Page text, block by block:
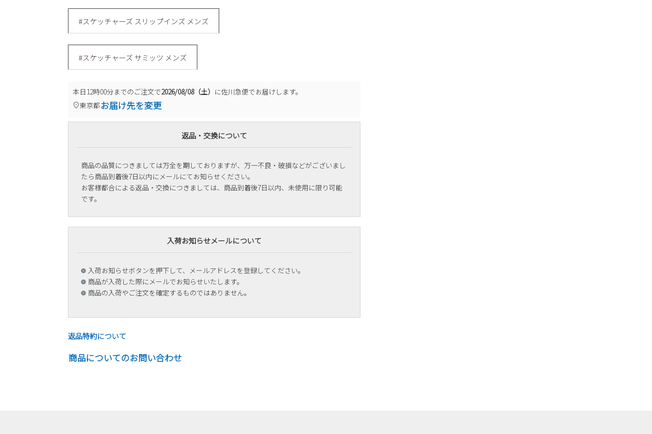
#スケッチャーズ スリップインズ メンズ
#スケッチャーズ サミッツ メンズ
本日12時00分までのご注文で2026/08/08（土） に佐川急便でお届けします。
東京都 お届け先を変更
返品・交換について
商品の品質につきましては万全を期しておりますが、万一不良・破損などがございまし
たら商品到着後7日以内にメールにてお知らせください。
お客様都合による返品・交換につきましては、商品到着後7日以内、未使用に限り可能
です。
入荷お知らせメールについて
入荷お知らせボタンを押下して、メールアドレスを登録してください。
商品が入荷した際にメールでお知らせいたします。
商品の入荷やご注文を確定するものではありません。
返品特約について
商品についてのお問い合わせ